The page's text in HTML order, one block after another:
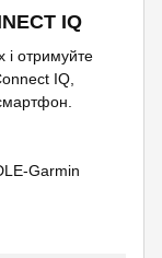
IQ
і отримуйте
IQ,